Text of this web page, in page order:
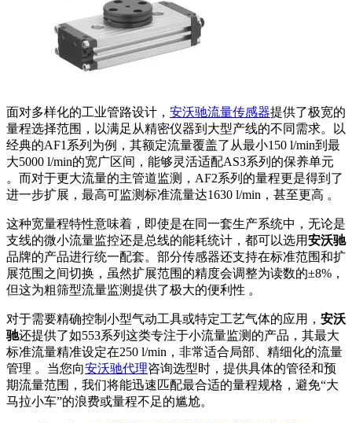
面对多样化的工业管路设计， 安沃驰流量传感器提供了极宽的
量程选择范围，以满足从精密仪器到大型产线的不同需求。以
经典的AF1系列为例，其额定流量覆盖了从最小150 l/min到最
大5000 l/min的宽广区间，能够灵活适配AS3系列的保养单元
。而对于更大流量的主管道监测，AF2系列的量程更是得到了
进一步扩展，最高可监测标准流量达1630 l/min，甚至更高 。
这种宽量程特性意味着，即使是在同一套生产系统中，无论是
支线的微小流量监控还是总线的能耗统计，都可以选用安沃驰
品牌的产品进行统一配套。部分传感器还支持在标准范围和扩
展范围之间切换，虽然扩展范围的精度会调整为读数的±8%，
但这为粗筛型流量监测提供了极大的便利性 。
对于需要精确控制小型气动工具或特定工艺气体的应用， 安沃
驰还提供了如553系列这类专注于小流量监测的产品，其最大
标准流量精准设定在250 l/min，非常适合局部、精细化的流量
管理 。当您向安沃驰代理咨询选型时，提供具体的管径和预
期流量范围，我们将能迅速匹配最合适的量程规格，避免“大
马拉小车”的浪费或量程不足的尴尬。